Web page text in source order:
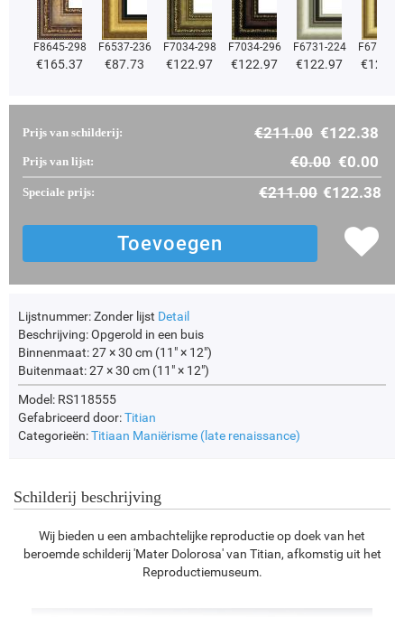
F8645-298
€165.37
F6537-236
€87.73
F7034-298
€122.97
F7034-296
€122.97
F6731-224
€122.97
F6731-
€
Prijs van schilderij: €211.00 €122.38
Prijs van lijst: €0.00 €0.00
Speciale prijs: €211.00 €122.38
Lijstnummer:Zonder lijst Detail
Beschrijving:Opgerold in een buis
Binnenmaat:27 × 30 cm (11" × 12")
Buitenmaat:27 × 30 cm (11" × 12")
Model: RS118555
Gefabriceerd door:Titian
Categorieën:Titiaan Maniërisme (late renaissance)
Schilderij beschrijving
Wij bieden u een ambachtelijke reproductie op doek van het
beroemde schilderij 'Mater Dolorosa' van Titian, afkomstig uit het
Reproductiemuseum.